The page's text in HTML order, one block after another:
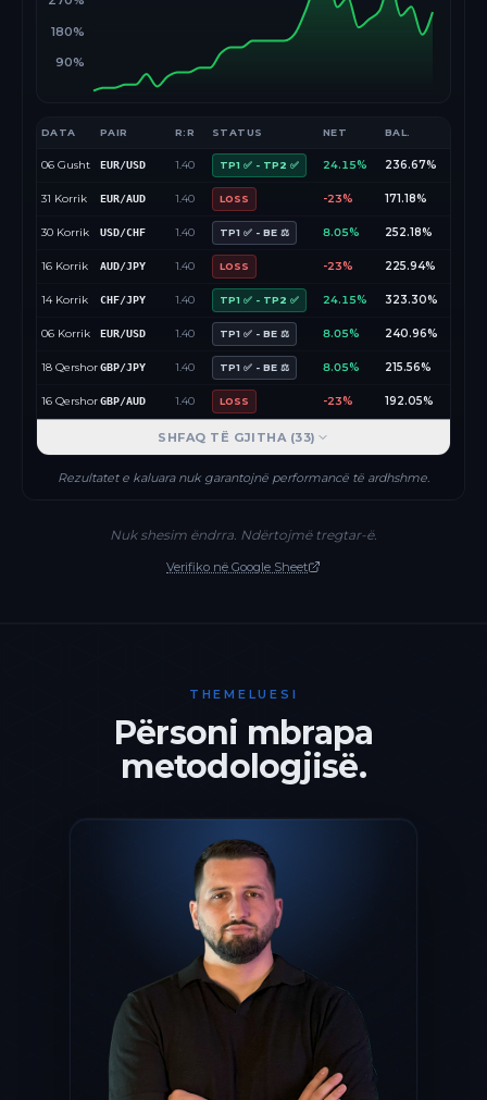
90%
180%
DATA PAIR R:R STATUS NET BAL.
06 Gusht EUR/USD 1.40 TP1 ✅ - TP2 ✅ 24.15% 236.67%
31 Korrik EUR/AUD 1.40 LOSS -23% 171.18%
30 Korrik USD/CHF 1.40 TP1 ✅ - BE ⚖️ 8.05% 252.18%
16 Korrik AUD/JPY 1.40 LOSS -23% 225.94%
14 Korrik CHF/JPY 1.40 TP1 ✅ - TP2 ✅ 24.15% 323.30%
06 Korrik EUR/USD 1.40 TP1 ✅ - BE ⚖️ 8.05% 240.96%
18 QershorGBP/JPY 1.40 TP1 ✅ - BE ⚖️ 8.05% 215.56%
16 QershorGBP/AUD 1.40 LOSS -23% 192.05%
SHFAQ TË GJITHA (33)
Rezultatet e kaluara nuk garantojnë performancë të ardhshme.
Nuk shesim ëndrra. Ndërtojmë tregtar-ë.
Verifiko në Google Sheet
THEMELUESI
Përsoni mbrapa
metodologjisë.